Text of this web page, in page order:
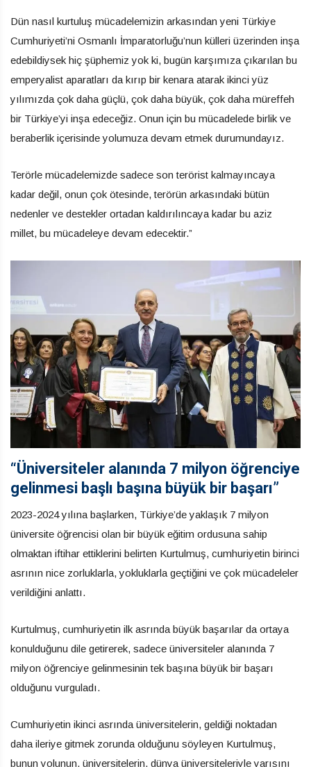
Dün nasıl kurtuluş mücadelemizin arkasından yeni Türkiye
Cumhuriyeti’ni Osmanlı İmparatorluğu’nun külleri üzerinden inşa
edebildiysek hiç şüphemiz yok ki, bugün karşımıza çıkarılan bu
emperyalist aparatları da kırıp bir kenara atarak ikinci yüz
yılımızda çok daha güçlü, çok daha büyük, çok daha müreffeh
bir Türkiye’yi inşa edeceğiz. Onun için bu mücadelede birlik ve
beraberlik içerisinde yolumuza devam etmek durumundayız.
Terörle mücadelemizde sadece son terörist kalmayıncaya
kadar değil, onun çok ötesinde, terörün arkasındaki bütün
nedenler ve destekler ortadan kaldırılıncaya kadar bu aziz
millet, bu mücadeleye devam edecektir.”
“Üniversiteler alanında 7 milyon öğrenciye
gelinmesi başlı başına büyük bir başarı”
2023-2024 yılına başlarken, Türkiye’de yaklaşık 7 milyon
üniversite öğrencisi olan bir büyük eğitim ordusuna sahip
olmaktan iftihar ettiklerini belirten Kurtulmuş, cumhuriyetin birinci
asrının nice zorluklarla, yokluklarla geçtiğini ve çok mücadeleler
verildiğini anlattı.
Kurtulmuş, cumhuriyetin ilk asrında büyük başarılar da ortaya
konulduğunu dile getirerek, sadece üniversiteler alanında 7
milyon öğrenciye gelinmesinin tek başına büyük bir başarı
olduğunu vurguladı.
Cumhuriyetin ikinci asrında üniversitelerin, geldiği noktadan
daha ileriye gitmek zorunda olduğunu söyleyen Kurtulmuş,
bunun yolunun, üniversitelerin, dünya üniversiteleriyle yarışını